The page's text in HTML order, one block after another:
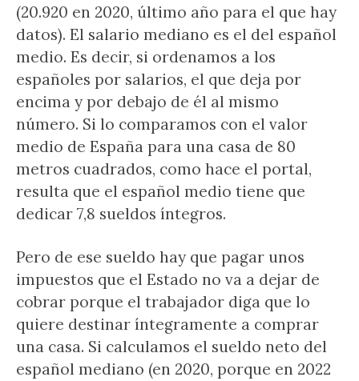
(20.920 en 2020, último año para el que hay
datos). El salario mediano es el del español
medio. Es decir, si ordenamos a los
españoles por salarios, el que deja por
encima y por debajo de él al mismo
número. Si lo comparamos con el valor
medio de España para una casa de 80
metros cuadrados, como hace el portal,
resulta que el español medio tiene que
dedicar 7,8 sueldos íntegros.
Pero de ese sueldo hay que pagar unos
impuestos que el Estado no va a dejar de
cobrar porque el trabajador diga que lo
quiere destinar íntegramente a comprar
una casa. Si calculamos el sueldo neto del
español mediano (en 2020, porque en 2022